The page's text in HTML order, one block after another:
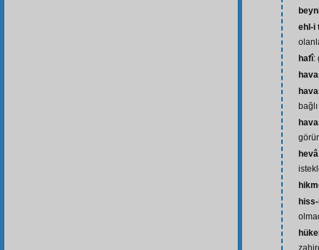
ehl-i
hafî:
hevâ